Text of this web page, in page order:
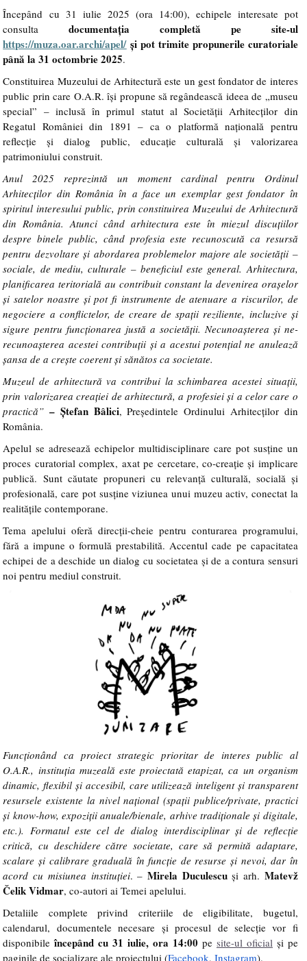
Începând cu 31 iulie 2025 (ora 14:00), echipele interesate pot
consultadocumentația completă pe site-ul
https://muza.oar.archi/apel/ și pot trimite propunerile curatoriale
până la 31 octombrie 2025.
Constituirea Muzeului de Arhitectură este un gest fondator de interes
public prin care O.A.R. își propune să regândească ideea de „museu
special” – inclusă în primul statut al Societății Arhitecților din
Regatul României din 1891 – ca o platformă națională pentru
reflecție și dialog public, educație culturală și valorizarea
patrimoniului construit.
Anul 2025 reprezintă un moment cardinal pentru Ordinul
Arhitecților din România în a face un exemplar gest fondator în
spiritul interesului public, prin constituirea Muzeului de Arhitectură
din România. Atunci când arhitectura este în miezul discuțiilor
despre binele public, când profesia este recunoscută ca resursă
pentru dezvoltare și abordarea problemelor majore ale societății –
sociale, de mediu, culturale – beneficiul este general. Arhitectura,
planificarea teritorială au contribuit constant la devenirea orașelor
și satelor noastre și pot fi instrumente de atenuare a riscurilor, de
negociere a conflictelor, de creare de spații reziliente, incluzive și
sigure pentru funcționarea justă a societății. Necunoașterea și ne-
recunoașterea acestei contribuții și a acestui potențial ne anulează
șansa de a crește coerent și sănătos ca societate.
Muzeul de arhitectură va contribui la schimbarea acestei situații,
prin valorizarea creației de arhitectură, a profesiei și a celor care o
practică”– Ștefan Bâlici, Președintele Ordinului Arhitecților din
România.
Apelul se adresează echipelor multidisciplinare care pot susține un
proces curatorial complex, axat pe cercetare, co-creație și implicare
publică. Sunt căutate propuneri cu relevanță culturală, socială și
profesională, care pot susține viziunea unui muzeu activ, conectat la
realitățile contemporane.
Tema apelului oferă direcții-cheie pentru conturarea programului,
fără a impune o formulă prestabilită. Accentul cade pe capacitatea
echipei de a deschide un dialog cu societatea și de a contura sensuri
noi pentru mediul construit.
Funcționând ca proiect strategic prioritar de interes public al
O.A.R., instituția muzeală este proiectată etapizat, ca un organism
dinamic, flexibil și accesibil, care utilizează inteligent și transparent
resursele existente la nivel național (spații publice/private, practici
și know-how, expoziții anuale/bienale, arhive tradiționale și digitale,
etc.). Formatul este cel de dialog interdisciplinar și de reflecție
critică, cu deschidere către societate, care să permită adaptare,
scalare și calibrare graduală în funcție de resurse și nevoi, dar în
acord cu misiunea instituției. – Mirela Duculescuși arh. Matevž
Čelik Vidmar, co-autori ai Temei apelului.
Detaliile complete privind criteriile de eligibilitate, bugetul,
calendarul, documentele necesare și procesul de selecție vor fi
disponibileîncepând cu 31 iulie, ora 14:00 pe site-ul oficialși pe
paginile de socializare ale proiectului (Facebook,Instagram).